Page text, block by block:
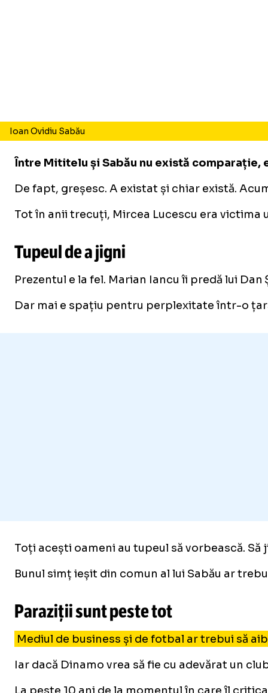
Ioan Ovidiu Sabău
Între Mititelu și Sabău nu există comparație,
De fapt, greșesc. A existat și chiar există.
Tot în anii trecuți, Mircea Lucescu era victima
Tupeul de a jigni
Prezentul e la fel. Marian Iancu îi predă lui
Dar mai e spațiu pentru perplexitate într-o
Toți acești oameni au tupeul să vorbească.
Bunul simț ieșit din comun al lui Sabău ar
Paraziții sunt peste tot
Mediul de business și de fotbal ar trebui să
Iar dacă Dinamo vrea să fie cu adevărat un